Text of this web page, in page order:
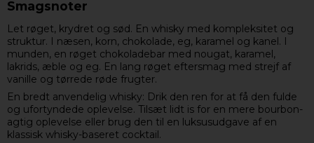
Smagsnoter
Let røget, krydret og sød. En whisky med kompleksitet og
struktur. I næsen, korn, chokolade, eg, karamel og kanel. I
munden, en røget chokoladebar med nougat, karamel,
lakrids, æble og eg. En lang røget eftersmag med strejf af
vanille og tørrede røde frugter.
En bredt anvendelig whisky: Drik den ren for at få den fulde
og ufortyndede oplevelse. Tilsæt lidt is for en mere bourbon-
agtig oplevelse eller brug den til en luksusudgave af en
klassisk whisky-baseret cocktail.